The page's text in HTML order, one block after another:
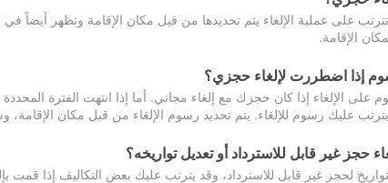
على عملية الإلغاء يتم تحديدها من قبل مكان الإقامة وتظهر أيضاً
الإقامة.
إذا اضطررت لإلغاء حجزي؟
على الإلغاء إذا كان حجزك مع إلغاء مجاني. أما إذا انتهت الفترة
يترتب عليك رسوم للإلغاء. يتم تحديد رسوم الإلغاء من قبل مكان
حجز غير قابل للاسترداد أو تعديل تواريخه؟
لحجز غير قابل للاسترداد، وقد يترتب عليك بعض التكاليف إذا قمت